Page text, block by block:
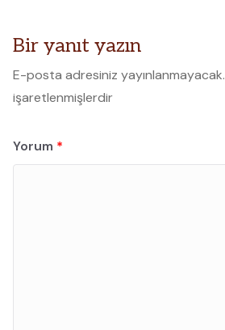
Bir yanıt yazın
E-posta adresiniz yayınlanmayacak.
işaretlenmişlerdir
Yorum *